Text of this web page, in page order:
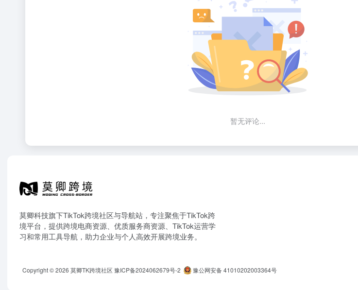
暂无评论...
莫卿科技旗下TikTok跨境社区与导航站，专注聚焦于TikTok跨
境平台，提供跨境电商资源、优质服务商资源、TikTok运营学
习和常用工具导航，助力企业与个人高效开展跨境业务。
Copyright © 2026 莫卿TK跨境社区 豫ICP备2024062679号-2 豫公网安备 41010202003364号